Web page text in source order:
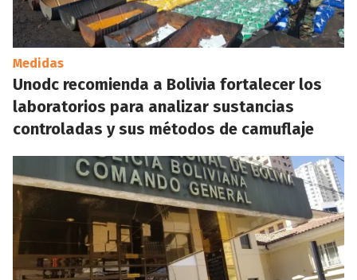
Medidas
Unodc recomienda a Bolivia fortalecer los
laboratorios para analizar sustancias
controladas y sus métodos de camuflaje